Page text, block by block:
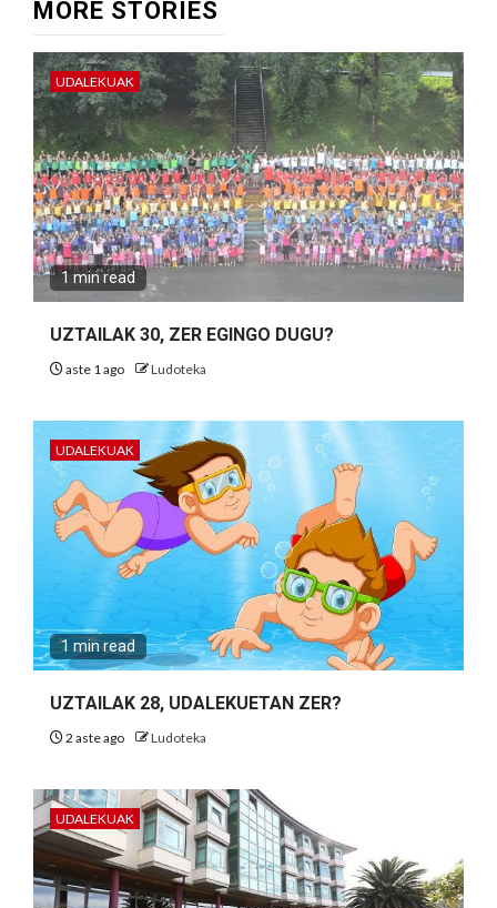
MORE STORIES
UDALEKUAK
1 min read
UZTAILAK 30, ZER EGINGO DUGU?
aste 1 ago Ludoteka
UDALEKUAK
1 min read
UZTAILAK 28, UDALEKUETAN ZER?
2 aste ago Ludoteka
UDALEKUAK